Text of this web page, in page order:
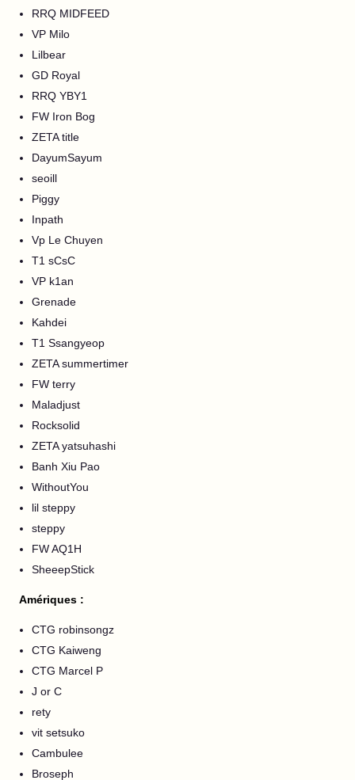
RRQ MIDFEED
VP Milo
Lilbear
GD Royal
RRQ YBY1
FW Iron Bog
ZETA title
DayumSayum
seoill
Piggy
Inpath
Vp Le Chuyen
T1 sCsC
VP k1an
Grenade
Kahdei
T1 Ssangyeop
ZETA summertimer
FW terry
Maladjust
Rocksolid
ZETA yatsuhashi
Banh Xiu Pao
WithoutYou
lil steppy
steppy
FW AQ1H
SheeepStick
Amériques :
CTG robinsongz
CTG Kaiweng
CTG Marcel P
J or C
rety
vit setsuko
Cambulee
Broseph